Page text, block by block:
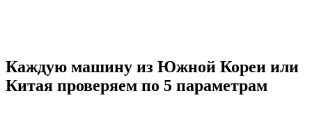
Каждую машину из Южной Кореи или
Китая проверяем по 5 параметрам